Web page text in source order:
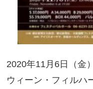
2020年11月6日（金
ウィーン・フィルハ